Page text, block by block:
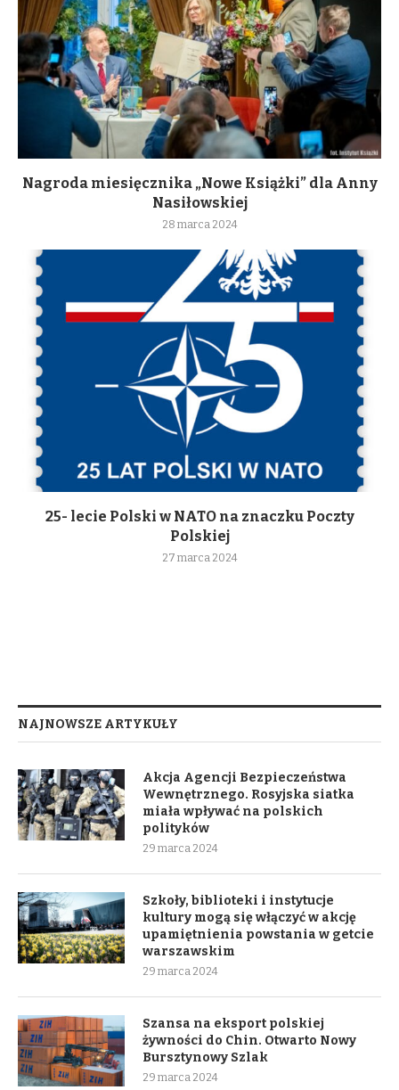
Nagroda miesięcznika „Nowe Książki” dla Anny
Nasiłowskiej
28 marca 2024
25- lecie Polski w NATO na znaczku Poczty
Polskiej
27 marca 2024
NAJNOWSZE ARTYKUŁY
Akcja Agencji Bezpieczeństwa
Wewnętrznego. Rosyjska siatka
miała wpływać na polskich
polityków
29 marca 2024
Szkoły, biblioteki i instytucje
kultury mogą się włączyć w akcję
upamiętnienia powstania w getcie
warszawskim
29 marca 2024
Szansa na eksport polskiej
żywności do Chin. Otwarto Nowy
Bursztynowy Szlak
29 marca 2024